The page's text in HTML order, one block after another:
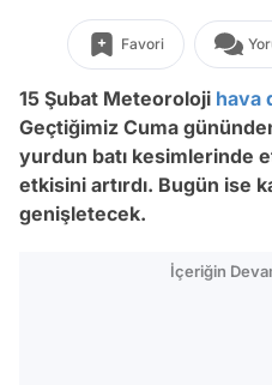
Favori
15 Şubat Meteoroloji hava
Geçtiğimiz Cuma
yurdun batı kesimlerinde
etkisini artırdı. Bugün ise
genişletecek.
İçeriğin